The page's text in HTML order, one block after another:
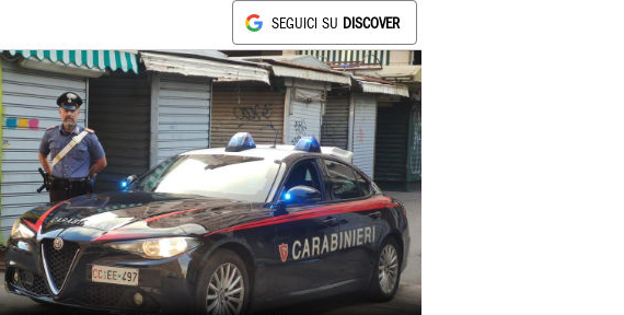
SEGUICI SU DISCOVER